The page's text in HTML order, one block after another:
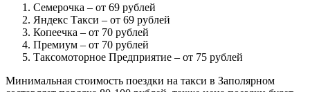
Семерочка – от 69 рублей
Яндекс Такси – от 69 рублей
Копеечка – от 70 рублей
Премиум – от 70 рублей
Таксомоторное Предприятие – от 75 рублей
Минимальная стоимость поездки на такси в Заполярном